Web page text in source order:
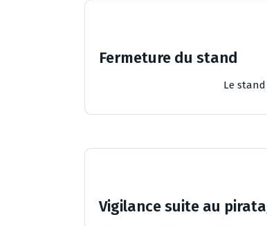
Fermeture du stand
Le stand
Vigilance suite au